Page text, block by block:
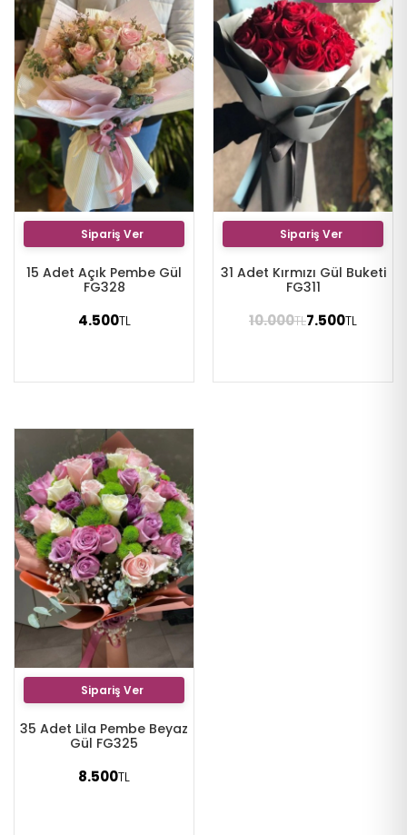
Sipariş Ver
15 Adet Açık Pembe Gül
FG328
4.500TL
Sipariş Ver
31 Adet Kırmızı Gül Buketi
FG311
10.000TL7.500TL
Sipariş Ver
35 Adet Lila Pembe Beyaz
Gül FG325
8.500TL